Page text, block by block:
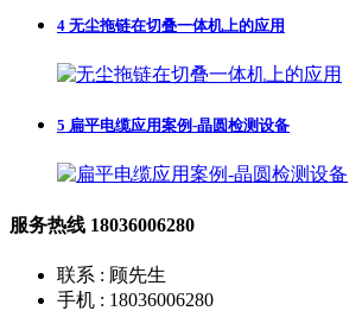
4 无尘拖链在切叠一体机上的应用
5 扁平电缆应用案例-晶圆检测设备
服务热线 18036006280
联系 : 顾先生
手机 : 18036006280